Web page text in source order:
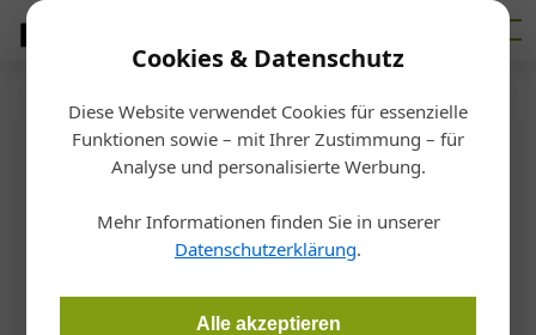
Cookies & Datenschutz
Diese Website verwendet Cookies für essenzielle
Funktionen sowie – mit Ihrer Zustimmung – für
Analyse und personalisierte Werbung.
Mehr Informationen finden Sie in unserer
Datenschutzerklärung.
Alle akzeptieren
Startseite/Allgemein
Update für den
gewerberechtlichen
Geschäftsführer